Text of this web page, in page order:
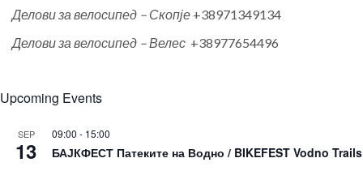
Делови за велосипед – Скопје +38971349134
Делови за велосипед – Велес +38977654496
Upcoming Events
SEP
13
09:00 - 15:00
БАЈКФЕСТ Патеките на Водно / BIKEFEST Vodno Trails